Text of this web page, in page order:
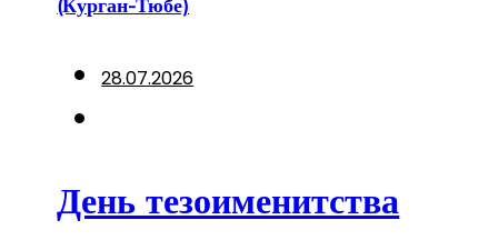
28.07.2026
День тезоименитства